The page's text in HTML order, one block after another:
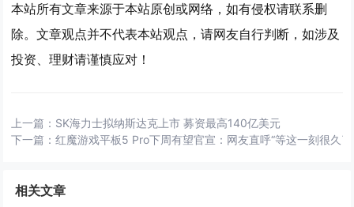
本站所有文章来源于本站原创或网络，如有侵权请联系删
除。文章观点并不代表本站观点，请网友自行判断，如涉及
投资、理财请谨慎应对！
上一篇： SK海力士拟纳斯达克上市 募资最高140亿美元
下一篇：红魔游戏平板5 Pro下周有望官宣：网友直呼“等这一刻很久了
相关文章